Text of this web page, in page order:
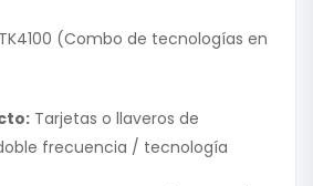
(Combo de tecnologías en
Tarjetas o llaveros de
frecuencia / tecnología